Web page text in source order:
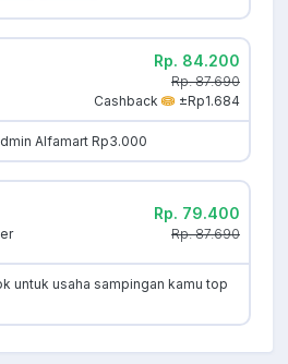
Rp. 84.200
Rp. 87.690
Cashback
±Rp1.684
Alfamart Rp3.000
Rp. 79.400
Rp. 87.690
untuk usaha sampingan kamu top